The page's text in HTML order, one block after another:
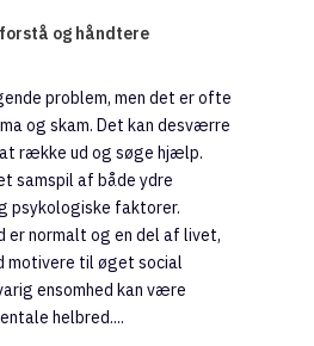
og håndtere
problem, men det er ofte
og skam. Det kan desværre
række ud og søge hjælp.
samspil af både ydre
psykologiske faktorer.
er normalt og en del af livet,
motivere til øget social
ensomhed kan være
helbred....